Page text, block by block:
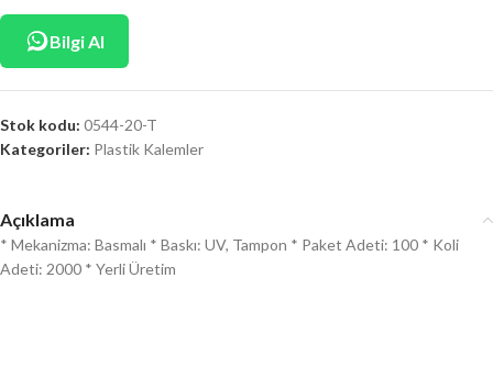
Bilgi Al
Stok kodu: 0544-20-T
Kategoriler: Plastik Kalemler
Açıklama
* Mekanizma: Basmalı * Baskı: UV, Tampon * Paket Adeti: 100 * Koli
Adeti: 2000 * Yerli Üretim